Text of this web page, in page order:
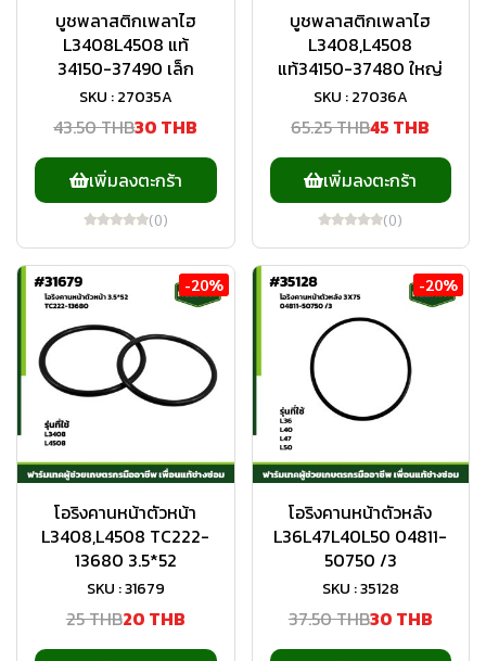
บูชพลาสติกเพลาไฮ
L3408L4508 แท้
34150-37490 เล็ก
SKU : 27035A
43.50 THB30 THB
เพิ่มลงตะกร้า
(0)
บูชพลาสติกเพลาไฮ
L3408,L4508
แท้34150-37480 ใหญ่
SKU : 27036A
65.25 THB45 THB
เพิ่มลงตะกร้า
(0)
-20%
โอริงคานหน้าตัวหน้า
L3408,L4508 TC222-
13680 3.5*52
SKU : 31679
25 THB20 THB
-20%
โอริงคานหน้าตัวหลัง
L36L47L40L50 04811-
50750 /3
SKU : 35128
37.50 THB30 THB